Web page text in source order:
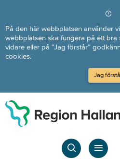
På den här webbplatsen använder
webbplatsen ska fungera på ett bra
vidare eller på ”Jag förstår”
cookies.
Jag